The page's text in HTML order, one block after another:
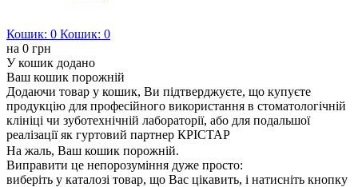
Кошик: 0 Кошик: 0
на 0 грн
У кошик додано
Ваш кошик порожній
Додаючи товар у кошик, Ви підтверджуєте, що купуєте
продукцію для професійного використання в стоматологічній
клініці чи зуботехнічній лабораторії, або для подальшої
реалізації як гуртовий партнер КРІСТАР
На жаль, Ваш кошик порожній.
Виправити це непорозуміння дуже просто:
виберіть у каталозі товар, що Вас цікавить, і натисніть кнопку